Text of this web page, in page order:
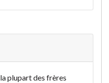
plupart des frères